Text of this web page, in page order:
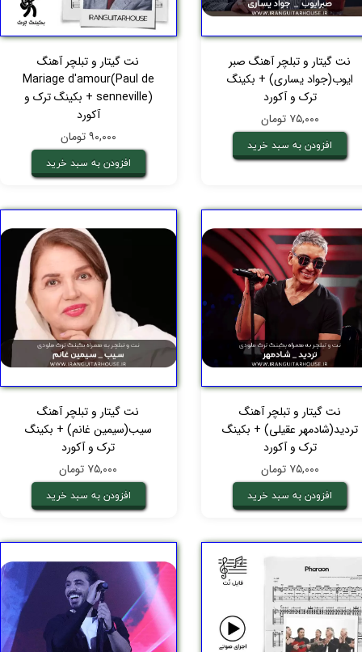
نت گیتار و تبلچر آهنگ صبر
ایوب(جواد یساری) + بکینگ
ترک و آکورد
۷۵,۰۰۰ تومان
افزودن به سبد خرید
نت گیتار و تبلچر آهنگ
Mariage d'amour(Paul de
senneville) + بکینگ ترک و
آکورد
۹۰,۰۰۰ تومان
افزودن به سبد خرید
نت گیتار و تبلچر آهنگ
تردید(شادمهر عقیلی) + بکینگ
ترک و آکورد
۷۵,۰۰۰ تومان
افزودن به سبد خرید
نت گیتار و تبلچر آهنگ
سیب(سیمین غانم) + بکینگ
ترک و آکورد
۷۵,۰۰۰ تومان
افزودن به سبد خرید